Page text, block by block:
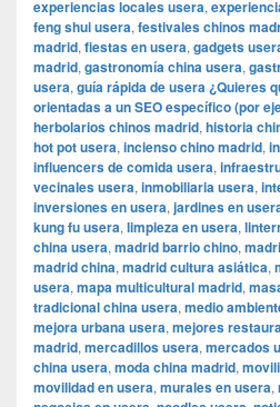
experiencias locales usera,
feng shui usera, festivales chinos
madrid, fiestas en usera, gadgets
madrid, gastronomía china usera,
usera, guía rápida de usera ¿Quieres
orientadas a un SEO específico (por
herbolarios chinos madrid, historia
hot pot usera, incienso chino madrid,
influencers de comida usera,
vecinales usera, inmobiliaria usera,
inversiones en usera, jardines en
kung fu usera, limpieza en usera,
china usera, madrid barrio chino,
madrid china, madrid cultura asiática,
usera, mapa multicultural madrid,
tradicional china usera, medio
mejora urbana usera, mejores
madrid, mercadillos usera, mercados
china usera, moda china madrid,
movilidad en usera, murales en usera,